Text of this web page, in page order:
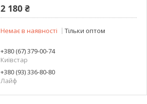
2 180 ₴
Немає в наявності Тільки оптом
+380 (67) 379-00-74
Київстар
+380 (93) 336-80-80
Лайф